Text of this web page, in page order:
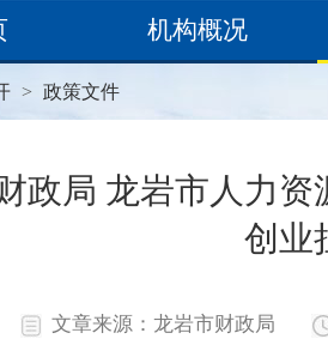
机构概况
> 政策文件
政局 龙岩市人力
创业
文章来源：龙岩市财政局